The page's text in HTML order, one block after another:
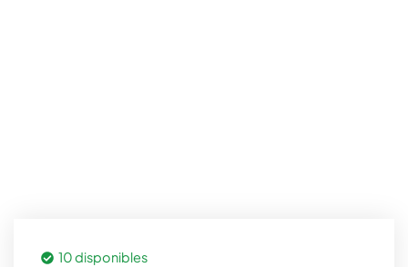
10 disponibles